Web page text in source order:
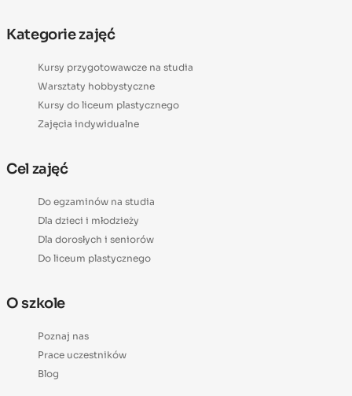
Kategorie zajęć
Kursy przygotowawcze na studia
Warsztaty hobbystyczne
Kursy do liceum plastycznego
Zajęcia indywidualne
Cel zajęć
Do egzaminów na studia
Dla dzieci i młodzieży
Dla dorosłych i seniorów
Do liceum plastycznego
O szkole
Poznaj nas
Prace uczestników
Blog